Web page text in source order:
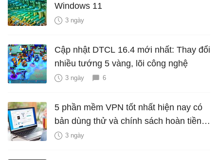
Windows 11
3 ngày
Cập nhật DTCL 16.4 mới nhất: Thay đổi
nhiều tướng 5 vàng, lõi công nghệ
3 ngày 6
5 phần mềm VPN tốt nhất hiện nay có
bản dùng thử và chính sách hoàn tiền
miễn phí
3 ngày